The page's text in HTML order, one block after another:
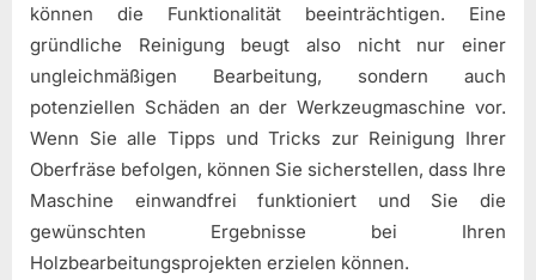
können die Funktionalität beeinträchtigen. Eine
gründliche Reinigung beugt also nicht nur einer
ungleichmäßigen Bearbeitung, sondern auch
potenziellen Schäden an der Werkzeugmaschine vor.
Wenn Sie alle Tipps und Tricks zur Reinigung Ihrer
Oberfräse befolgen, können Sie sicherstellen, dass Ihre
Maschine einwandfrei funktioniert und Sie die
gewünschten Ergebnisse bei Ihren
Holzbearbeitungsprojekten erzielen können.